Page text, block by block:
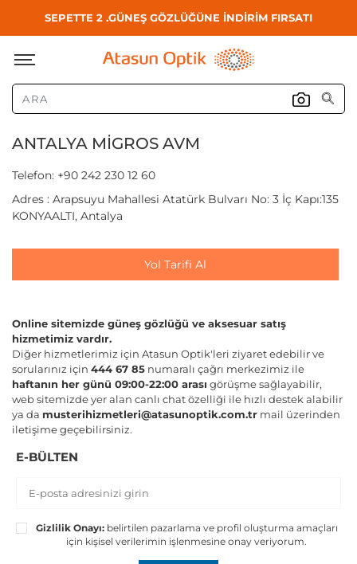
SEPETTE 2 .GÜNEŞ GÖZLÜĞÜNE İNDİRİM FIRSATI
ANTALYA MİGROS AVM
Telefon: +90 242 230 12 60
Adres : Arapsuyu Mahallesi Atatürk Bulvarı No: 3 İç Kapı:135
KONYAALTI, Antalya
Yol Tarifi Al
Online sitemizde güneş gözlüğü ve aksesuar satış
hizmetimiz vardır.
Diğer hizmetlerimiz için Atasun Optik'leri ziyaret edebilir ve
sorularınız için 444 67 85 numaralı çağrı merkezimiz ile
haftanın her günü 09:00-22:00 arası görüşme sağlayabilir,
web sitemizde yer alan canlı chat özelliği ile hızlı destek alabilir
ya da musterihizmetleri@atasunoptik.com.tr mail üzerinden
iletişime geçebilirsiniz.
E-BÜLTEN
Gizlilik Onayı:belirtilen pazarlama ve profil oluşturma amaçları
için kişisel verilerimin işlenmesine onay veriyorum.